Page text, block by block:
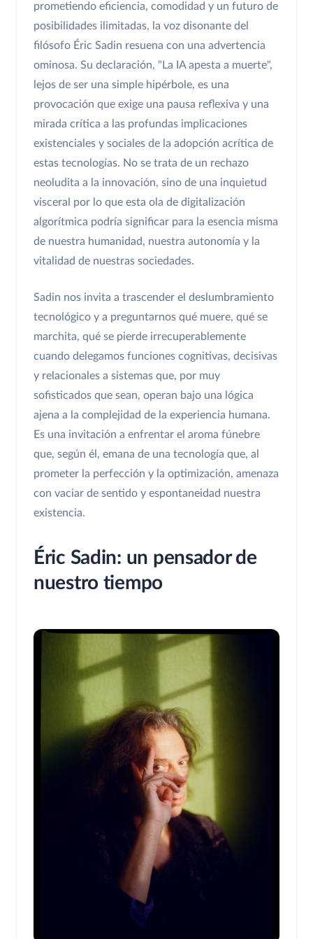
prometiendo eficiencia, comodidad y un futuro de
posibilidades ilimitadas, la voz disonante del
filósofo Éric Sadin resuena con una advertencia
ominosa. Su declaración, "La IA apesta a muerte",
lejos de ser una simple hipérbole, es una
provocación que exige una pausa reflexiva y una
mirada crítica a las profundas implicaciones
existenciales y sociales de la adopción acrítica de
estas tecnologías. No se trata de un rechazo
neoludita a la innovación, sino de una inquietud
visceral por lo que esta ola de digitalización
algorítmica podría significar para la esencia misma
de nuestra humanidad, nuestra autonomía y la
vitalidad de nuestras sociedades.
Sadin nos invita a trascender el deslumbramiento
tecnológico y a preguntarnos qué muere, qué se
marchita, qué se pierde irrecuperablemente
cuando delegamos funciones cognitivas, decisivas
y relacionales a sistemas que, por muy
sofisticados que sean, operan bajo una lógica
ajena a la complejidad de la experiencia humana.
Es una invitación a enfrentar el aroma fúnebre
que, según él, emana de una tecnología que, al
prometer la perfección y la optimización, amenaza
con vaciar de sentido y espontaneidad nuestra
existencia.
Éric Sadin: un pensador de
nuestro tiempo